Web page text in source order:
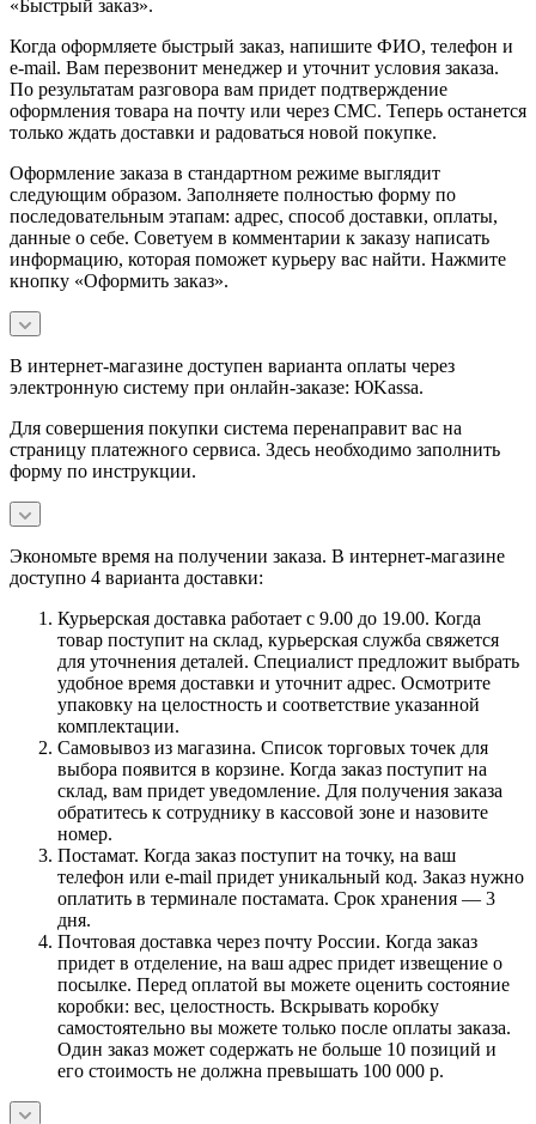
«Быстрый заказ».
Когда оформляете быстрый заказ, напишите ФИО, телефон и
e-mail. Вам перезвонит менеджер и уточнит условия заказа.
По результатам разговора вам придет подтверждение
оформления товара на почту или через СМС. Теперь останется
только ждать доставки и радоваться новой покупке.
Оформление заказа в стандартном режиме выглядит
следующим образом. Заполняете полностью форму по
последовательным этапам: адрес, способ доставки, оплаты,
данные о себе. Советуем в комментарии к заказу написать
информацию, которая поможет курьеру вас найти. Нажмите
кнопку «Оформить заказ».
В интернет-магазине доступен варианта оплаты через
электронную систему при онлайн-заказе: ЮKassa.
Для совершения покупки система перенаправит вас на
страницу платежного сервиса. Здесь необходимо заполнить
форму по инструкции.
Экономьте время на получении заказа. В интернет-магазине
доступно 4 варианта доставки:
Курьерская доставка работает с 9.00 до 19.00. Когда
товар поступит на склад, курьерская служба свяжется
для уточнения деталей. Специалист предложит выбрать
удобное время доставки и уточнит адрес. Осмотрите
упаковку на целостность и соответствие указанной
комплектации.
Самовывоз из магазина. Список торговых точек для
выбора появится в корзине. Когда заказ поступит на
склад, вам придет уведомление. Для получения заказа
обратитесь к сотруднику в кассовой зоне и назовите
номер.
Постамат. Когда заказ поступит на точку, на ваш
телефон или e-mail придет уникальный код. Заказ нужно
оплатить в терминале постамата. Срок хранения — 3
дня.
Почтовая доставка через почту России. Когда заказ
придет в отделение, на ваш адрес придет извещение о
посылке. Перед оплатой вы можете оценить состояние
коробки: вес, целостность. Вскрывать коробку
самостоятельно вы можете только после оплаты заказа.
Один заказ может содержать не больше 10 позиций и
его стоимость не должна превышать 100 000 р.